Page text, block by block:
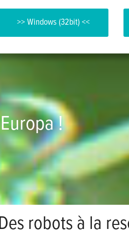
>> Windows (32bit) <<
!
robots à la